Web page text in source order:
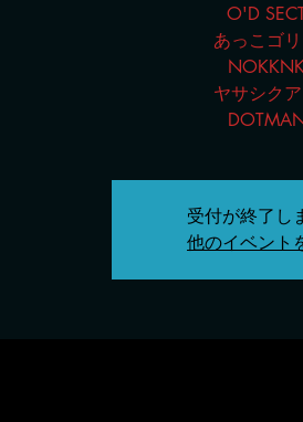
O'D
あっこゴ
ヤサシク
受付が終了し
他のイベント